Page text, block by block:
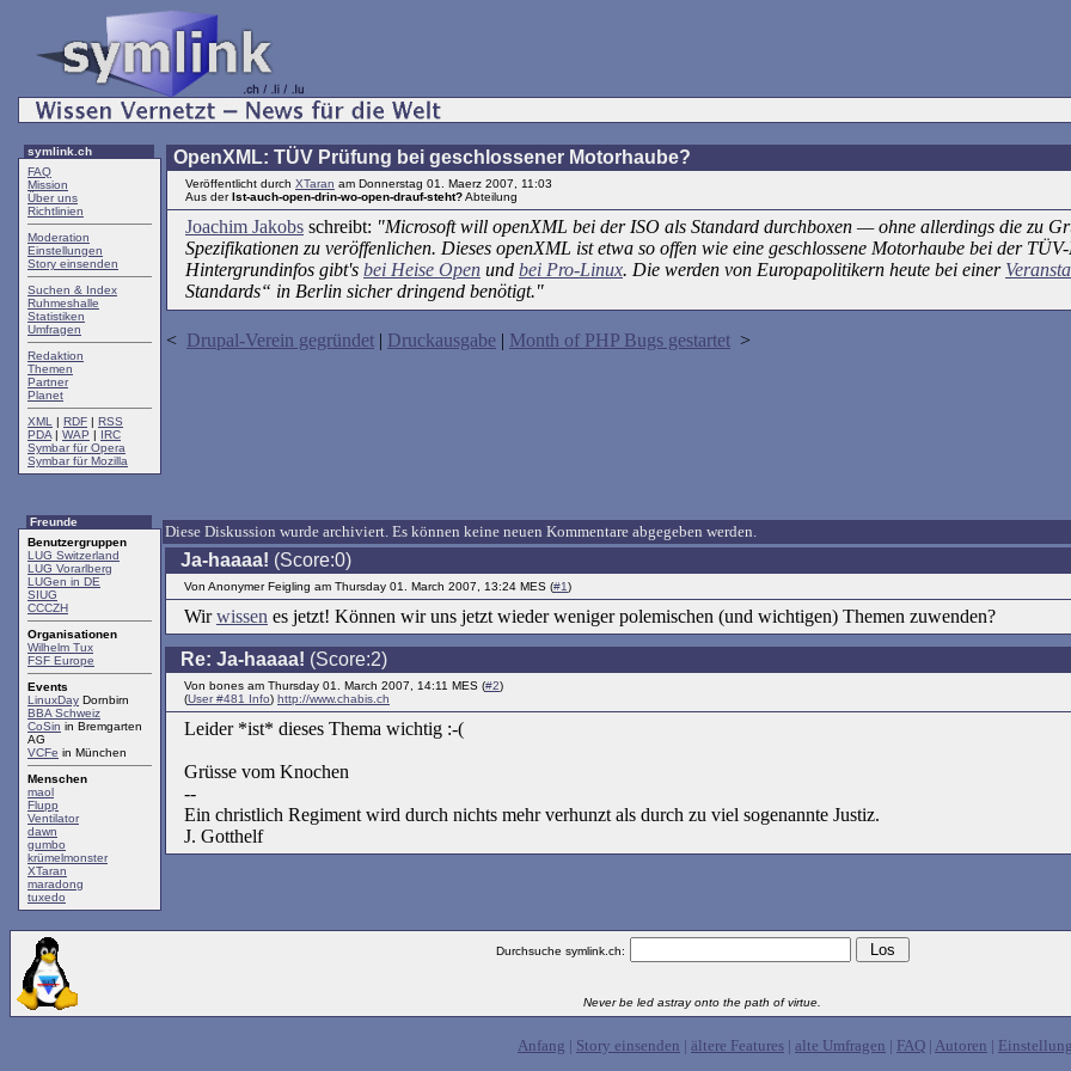
symlink.ch
FAQ
Mission
Über uns
Richtlinien
Moderation
Einstellungen
Story einsenden
Suchen & Index
Ruhmeshalle
Statistiken
Umfragen
Redaktion
Themen
Partner
Planet
XML
| RDF | RSS
PDA | WAP | IRC
Symbar für Opera
Symbar für Mozilla
Freunde
Benutzergruppen
LUG Switzerland
LUG Vorarlberg
LUGen in DE
SIUG
CCCZH
Organisationen
Wilhelm Tux
FSF Europe
Events
LinuxDay Dornbirn
BBA Schweiz
CoSin in Bremgarten
AG
VCFe in München
Menschen
maol
Flupp
Ventilator
dawn
gumbo
krümelmonster
XTaran
maradong
tuxedo
OpenXML: TÜV Prüfung bei geschlossener Motorhaube?
Veröffentlicht durch XTaran am Donnerstag 01. Maerz 2007, 11:03
Aus derIst-auch-open-drin-wo-open-drauf-steht?Abteilung
Joachim Jakobs schreibt: "Microsoft will openXML bei der ISO als Standard durchboxen — ohne allerdings die zu
Spezifikationen zu veröffenlichen. Dieses openXML ist etwa so offen wie eine geschlossene Motorhaube bei der
Hintergrundinfos gibt's bei Heise Open und bei Pro-Linux. Die werden von Europapolitikern heute bei einer
Standards“ in Berlin sicher dringend benötigt."
< Drupal-Verein gegründet | Druckausgabe | Month of PHP Bugs gestartet >
Diese Diskussion wurde archiviert. Es können keine neuen Kommentare abgegeben werden.
Ja-haaaa! (Score:0)
Von Anonymer Feigling am Thursday 01. March 2007, 13:24 MES (#1)
Wirwissen es jetzt! Können wir uns jetzt wieder weniger polemischen (und wichtigen) Themen zuwenden?
Re: Ja-haaaa! (Score:2)
Von bones am Thursday 01. March 2007, 14:11 MES (#2)
(User #481 Info) http://www.chabis.ch
Leider *ist* dieses Thema wichtig :-(
Grüsse vom Knochen
--
Ein christlich Regiment wird durch nichts mehr verhunzt als durch zu viel sogenannte Justiz.
J. Gotthelf
Durchsuche symlink.ch:
Never be led astray onto the path of virtue.
Anfang | Story einsenden | ältere Features | alte Umfragen | FAQ | Autoren |